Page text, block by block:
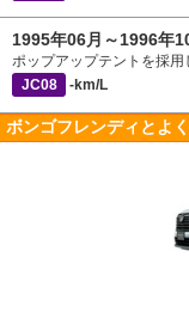
1995年06月～1996年
ポップアップテントを採
JC08
-km/L
ボンゴフレンディとよ